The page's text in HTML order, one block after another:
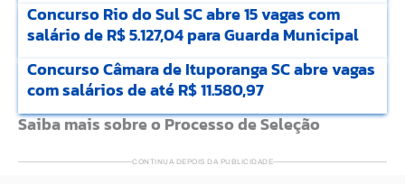
Concurso Rio do Sul SC abre 15 vagas com
salário de R$ 5.127,04 para Guarda Municipal
Concurso Câmara de Ituporanga SC abre vagas
com salários de até R$ 11.580,97
Saiba mais sobre o Processo de Seleção
CONTINUA DEPOIS DA PUBLICIDADE